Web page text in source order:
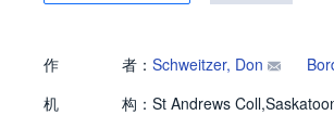
作 者： Schweitzer, Don
机
构： St Andrews